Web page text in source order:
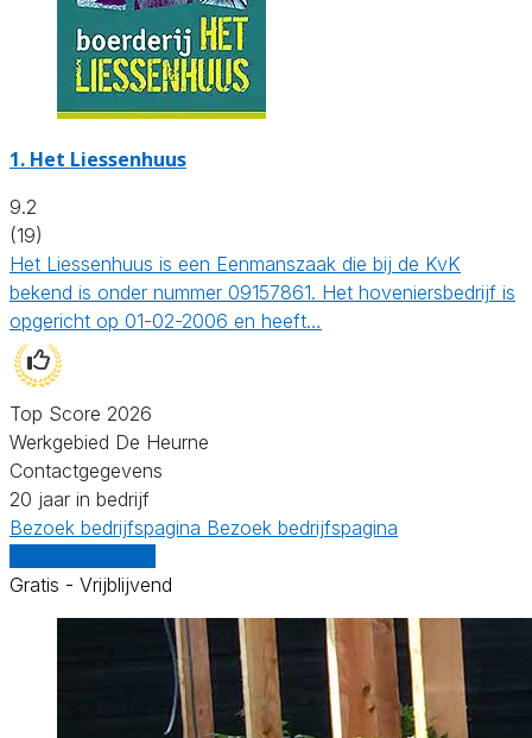
1. Het Liessenhuus
9.2
(19)
Het Liessenhuus is een Eenmanszaak die bij de KvK
bekend is onder nummer 09157861. Het hoveniersbedrijf is
opgericht op 01-02-2006 en heeft…
Top Score 2026
Werkgebied De Heurne
Contactgegevens
20 jaar in bedrijf
Bezoek bedrijfspagina Bezoek bedrijfspagina
Gratis - Vrijblijvend